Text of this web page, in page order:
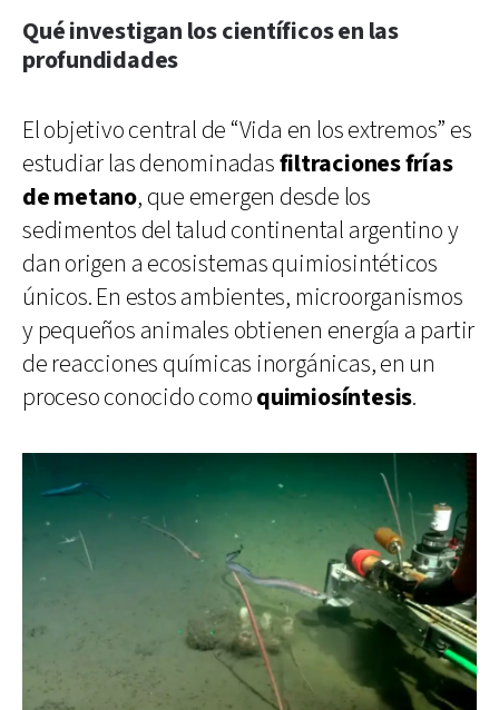
Qué investigan los científicos en las
profundidades
El objetivo central de “Vida en los extremos” es
estudiar las denominadasfiltraciones frías
de metano, que emergen desde los
sedimentos del talud continental argentino y
dan origen a ecosistemas quimiosintéticos
únicos. En estos ambientes, microorganismos
y pequeños animales obtienen energía a partir
de reacciones químicas inorgánicas, en un
proceso conocido comoquimiosíntesis.